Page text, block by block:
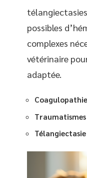
possibles
complexes
vétérinaire
adaptée.
Coagulopathie